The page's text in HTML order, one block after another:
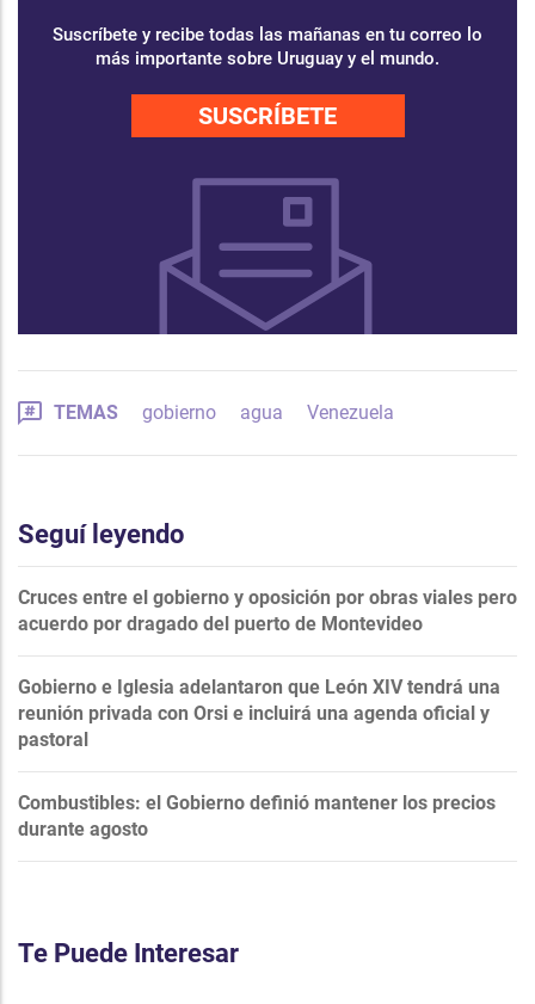
Suscríbete y recibe todas las mañanas en tu correo lo
más importante sobre Uruguay y el mundo.
SUSCRÍBETE
TEMAS gobierno agua Venezuela
Seguí leyendo
Cruces entre el gobierno y oposición por obras viales pero
acuerdo por dragado del puerto de Montevideo
Gobierno e Iglesia adelantaron que León XIV tendrá una
reunión privada con Orsi e incluirá una agenda oficial y
pastoral
Combustibles: el Gobierno definió mantener los precios
durante agosto
Te Puede Interesar